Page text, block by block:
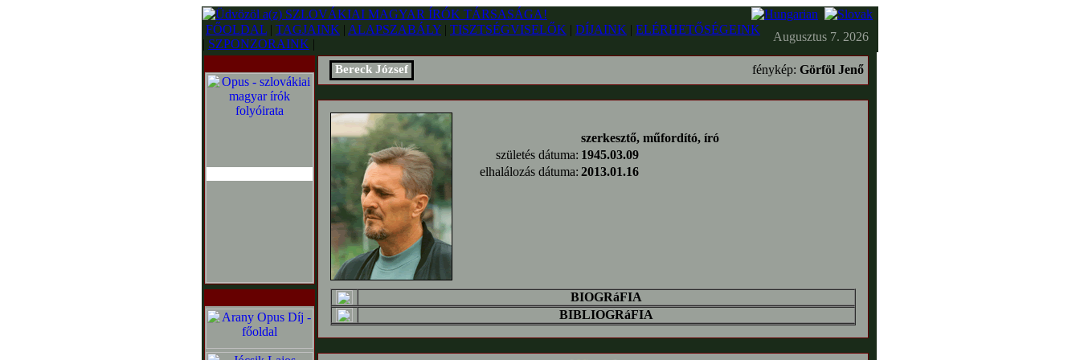
FŐOLDAL | TAGJAINK | ALAPSZABÁLY | TISZTSÉGVISELŐK | DÍJAINK | ELÉRHETŐSÉGEINK
| SZPONZORAINK |
Augusztus 7. 2026
Bereck József fénykép: Görföl Jenő
szerkesztő, műfordító, író
születés dátuma: 1945.03.09
elhalálozás dátuma: 2013.01.16
BIOGRáFIA
BIBLIOGRáFIA